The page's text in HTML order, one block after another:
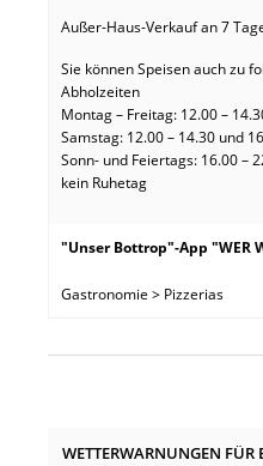
Außer-Haus-Verkauf an 7
Sie können Speisen auch zu
Abholzeiten
Montag – Freitag: 12.00 –
Samstag: 12.00 – 14.30 und
Sonn- und Feiertags: 16.00 –
kein Ruhetag
"Unser Bottrop"-App "WER
Gastronomie > Pizzerias
WETTERWARNUNGEN FÜR